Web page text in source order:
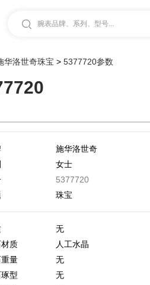
腕表品牌、系列、型号...
华洛世奇珠宝 > 5377720参数
施华洛世奇
女士
5377720
珠宝
无
质
人工水晶
量
无
型
无